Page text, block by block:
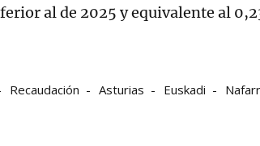
al de 2025 y equivalente al
Recaudación Asturias Euskadi